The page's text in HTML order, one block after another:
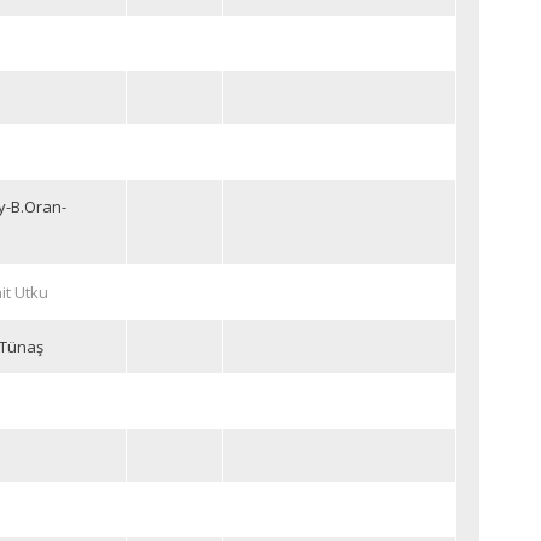
B.Oran-
Utku